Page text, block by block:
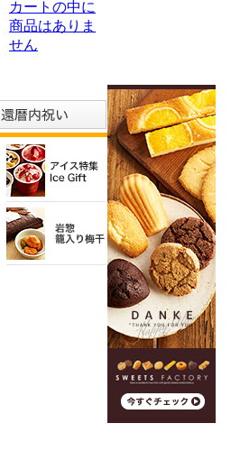
カートの中に
商品はありま
せん